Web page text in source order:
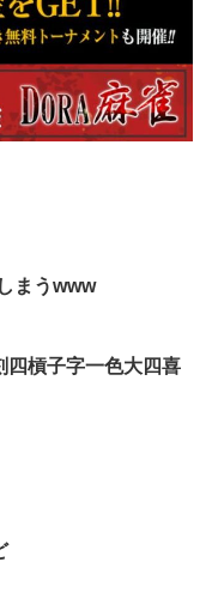
まうwww
四槓子字一色大四喜